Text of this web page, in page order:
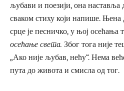
љубави и поезији, она
сваком стиху који напише. Њена
срце је песничко, у њој осећања
осећање света. Због тога није
„Ако није љубав, нећу“. Нема
пута до живота и смисла од тог.